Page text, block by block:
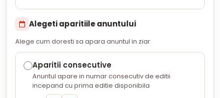
Alegeti aparitiile anuntului
Alege cum doresti sa apara anuntul in ziar
Aparitii consecutive
Anuntul apare in numar consecutiv de editii
incepand cu prima editie disponibila